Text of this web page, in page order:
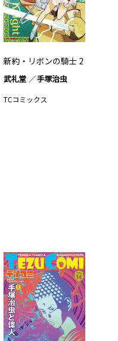
新約・リボンの騎士 2
武礼堂 手塚治虫
TCコミックス